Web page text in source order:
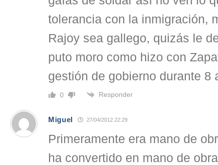
tolerancia con la inmigración,
Rajoy sea gallego, quizás le
puto moro como hizo con
gestión de gobierno durante 8
0 Responder
Miguel 27/04/2012 22:29
Primeramente era mano de
ha convertido en mano de